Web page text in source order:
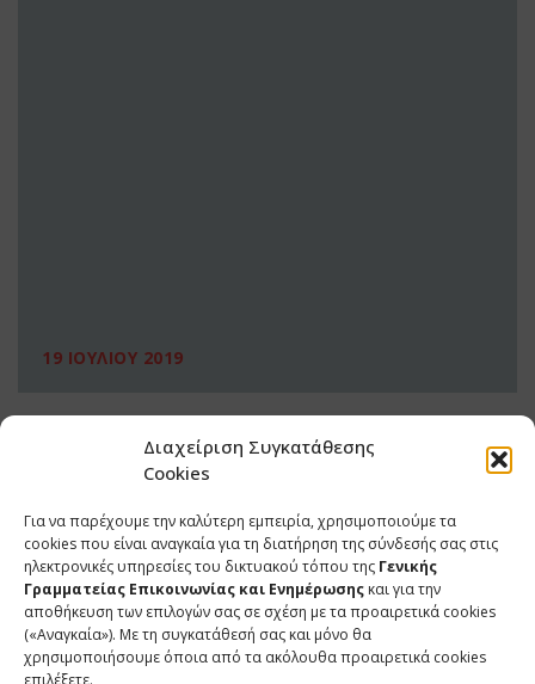
Διαχείριση Συγκατάθεσης
Cookies
Για να παρέχουμε την καλύτερη εμπειρία, χρησιμοποιούμε τα
cookies που είναι αναγκαία για τη διατήρηση της σύνδεσής σας στις
ηλεκτρονικές υπηρεσίες του δικτυακού τόπου της Γενικής
Γραμματείας Επικοινωνίας και Ενημέρωσης και για την
αποθήκευση των επιλογών σας σε σχέση με τα προαιρετικά cookies
(«Αναγκαία»). Με τη συγκατάθεσή σας και μόνο θα
χρησιμοποιήσουμε όποια από τα ακόλουθα προαιρετικά cookies
επιλέξετε.
19 ΙΟΥΛΙΟΥ 2019
ΕΠΙΚΟΙΝΩΝΙΑ